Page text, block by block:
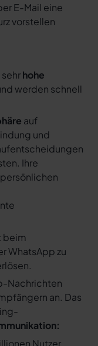
E-Mail eine
vorstellen
hohe
werden schnell
auf
und
Ihre
beim
WhatsApp zu
Nachrichten
an. Das
Nutzer